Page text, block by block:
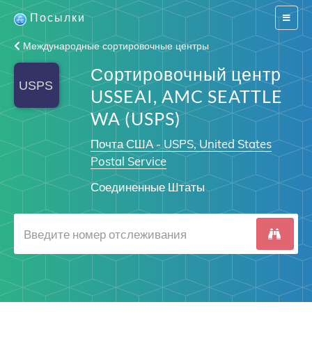
Switch
Посылки
Международные сортировочные центры
Сортировочный центр
USSEAI, AMC SEATTLE
WA (USPS)
Почта США - USPS, United States
Postal Service
Соединенные Штаты